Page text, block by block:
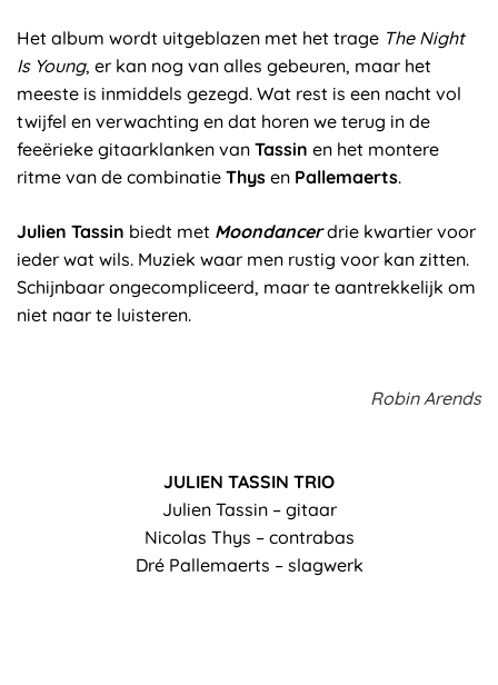
Het album wordt uitgeblazen met het trage The Night
Is Young, er kan nog van alles gebeuren, maar het
meeste is inmiddels gezegd. Wat rest is een nacht vol
twijfel en verwachting en dat horen we terug in de
feeërieke gitaarklanken van Tassin en het montere
ritme van de combinatie Thys en Pallemaerts.
Julien Tassin biedt met Moondancerdrie kwartier voor
ieder wat wils. Muziek waar men rustig voor kan zitten.
Schijnbaar ongecompliceerd, maar te aantrekkelijk om
niet naar te luisteren.
Robin Arends
JULIEN TASSIN TRIO
Julien Tassin – gitaar
Nicolas Thys – contrabas
Dré Pallemaerts – slagwerk